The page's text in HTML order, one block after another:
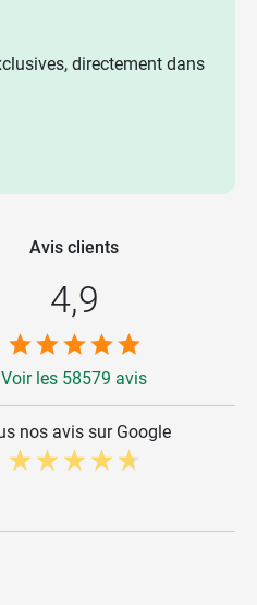
directement dans
Avis clients
4,9
Voir les 58579 avis
nos avis sur Google